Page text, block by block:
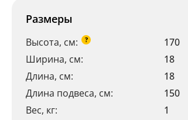
Размеры
Высота, см: ?
170
Ширина, см:
18
Длина, см:
18
Длина подвеса, см:
150
Вес, кг:
1